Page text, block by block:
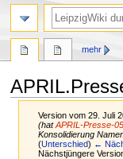
Version vom 29. Juli
(hatAPRIL-Presse-
Konsolidierung
(Unterschied) ←
Nächstjüngere
mehr